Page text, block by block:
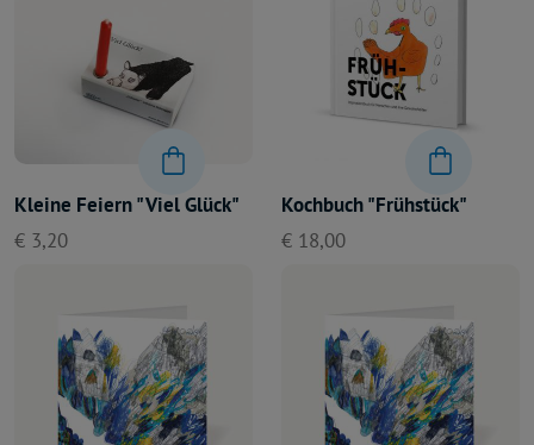
Kleine Feiern "Viel Glück"
€ 3,20
Kochbuch "Frühstück"
€ 18,00